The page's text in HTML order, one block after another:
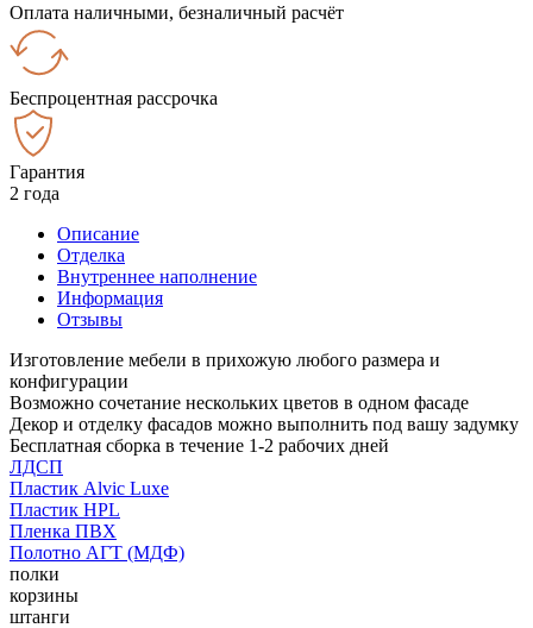
Оплата наличными, безналичный расчёт
Беспроцентная рассрочка
Гарантия
2 года
Описание
Отделка
Внутреннее наполнение
Информация
Отзывы
Изготовление мебели в прихожую любого размера и
конфигурации
Возможно сочетание нескольких цветов в одном фасаде
Декор и отделку фасадов можно выполнить под вашу задумку
Бесплатная сборка в течение 1-2 рабочих дней
ЛДСП
Пластик Alvic Luxe
Пластик HPL
Пленка ПВХ
Полотно АГТ (МДФ)
полки
корзины
штанги